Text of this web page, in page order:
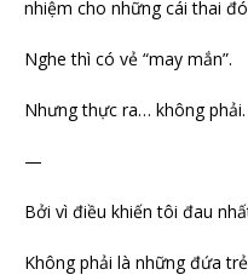
nhiệm cho những cái thai
Nghe thì có vẻ “may mắn”.
Nhưng thực ra… không phải.
—
Bởi vì điều khiến tôi đau
Không phải là những đứa